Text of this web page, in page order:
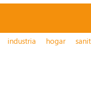
industria hogar